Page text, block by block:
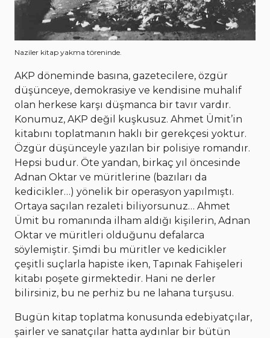
Naziler kitap yakma töreninde.
AKP döneminde basına, gazetecilere, özgür
düşünceye, demokrasiye ve kendisine muhalif
olan herkese karşı düşmanca bir tavır vardır.
Konumuz, AKP değil kuşkusuz. Ahmet Ümit’in
kitabını toplatmanın haklı bir gerekçesi yoktur.
Özgür düşünceyle yazılan bir polisiye romandır.
Hepsi budur. Öte yandan, birkaç yıl öncesinde
Adnan Oktar ve müritlerine (bazıları da
kedicikler…) yönelik bir operasyon yapılmıştı.
Ortaya saçılan rezaleti biliyorsunuz… Ahmet
Ümit bu romanında ilham aldığı kişilerin, Adnan
Oktar ve müritleri olduğunu defalarca
söylemiştir. Şimdi bu müritler ve kedicikler
çeşitli suçlarla hapiste iken, Tapınak Fahişeleri
kitabı poşete girmektedir. Hani ne derler
bilirsiniz, bu ne perhiz bu ne lahana turşusu.
Bugün kitap toplatma konusunda edebiyatçılar,
şairler ve sanatçılar hatta aydınlar bir bütün